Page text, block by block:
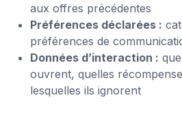
aux offres précédentes
Préférences déclarées :
préférences de
Données d’interaction :
ouvrent, quelles
lesquelles ils ignorent